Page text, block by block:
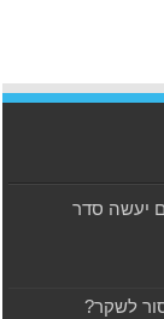
יעשה סדר
לשקר?